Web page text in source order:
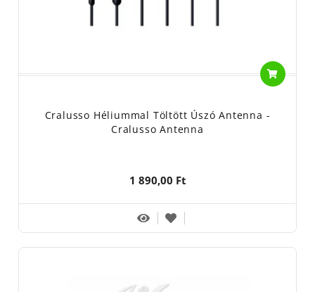
Cralusso Héliummal Töltött Úszó Antenna -
Cralusso Antenna
1 890,00 Ft